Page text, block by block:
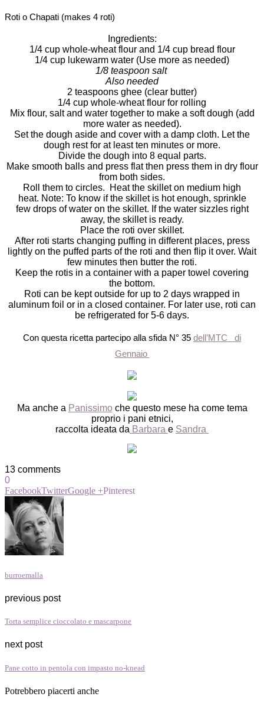
Roti o Chapati (makes 4 roti)
Ingredients:
1/4 cup whole-wheat flour and 1/4 cup bread flour
1/4 cup lukewarm water (Use more as needed)
1/8 teaspoon salt
Also needed
2 teaspoons ghee (clear butter)
1/4 cup whole-wheat flour for rolling
Mix flour, salt and water together to make a soft dough (add
more water as needed).
Set the dough aside and cover with a damp cloth. Let the
dough rest for at least ten minutes or more.
Divide the dough into 8 equal parts.
Make smooth balls and press flat then press them in dry flour
from both sides.
Roll them to circles. Heat the skillet on medium high
heat. Note: To know if the skillet is hot enough, sprinkle
few drops of water on the skillet. If the water sizzles right
away, the skillet is ready.
Place the roti over skillet.
After roti starts changing puffing in different places, press
lightly on the puffed parts of the roti and then flip it over. Wait
few minutes then butter the roti.
Keep the rotis in a container with a paper towel covering
the bottom.
Roti can be kept outside for up to 2 days wrapped in
aluminum foil or in a closed container. For later use, roti can
be refrigerated for 5-6 days.
Con questa ricetta partecipo alla sfida N° 35 dell’MTC di
Gennaio
Ma anche a Panissimoche questo mese ha come tema
proprio i pani etnici,
raccolta ideata da Barbara e Sandra
13 comments
0
FacebookTwitterGoogle +Pinterest
burroemalla
previous post
Torta semplice cioccolato e mascarpone
next post
Pane cotto in pentola con impasto no-knead
Potrebbero piacerti anche